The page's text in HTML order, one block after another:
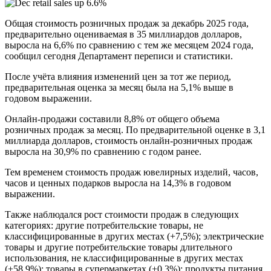
Общая стоимость розничных продаж за декабрь 2025 года,
предварительно оцениваемая в 35 миллиардов долларов,
выросла на 6,6% по сравнению с тем же месяцем 2024 года,
сообщил сегодня Департамент переписи и статистики.
После учёта влияния изменений цен за тот же период,
предварительная оценка за месяц была на 5,1% выше в
годовом выражении.
Онлайн-продажи составили 8,8% от общего объема
розничных продаж за месяц. По предварительной оценке в 3,1
миллиарда долларов, стоимость онлайн-розничных продаж
выросла на 30,9% по сравнению с годом ранее.
Тем временем стоимость продаж ювелирных изделий, часов,
часов и ценных подарков выросла на 14,3% в годовом
выражении.
Также наблюдался рост стоимости продаж в следующих
категориях: другие потребительские товары, не
классифицированные в других местах (+7,5%); электрические
товары и другие потребительские товары длительного
использования, не классифицированные в других местах
(+58,9%); товары в супермаркетах (+0,3%); продукты питания,